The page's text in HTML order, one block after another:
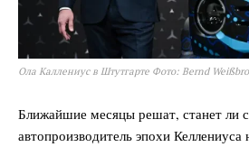
Ола Каллениус в Штутгарте Фото: Bernd
Ближайшие месяцы решат, станет ли
автопроизводитель эпохи